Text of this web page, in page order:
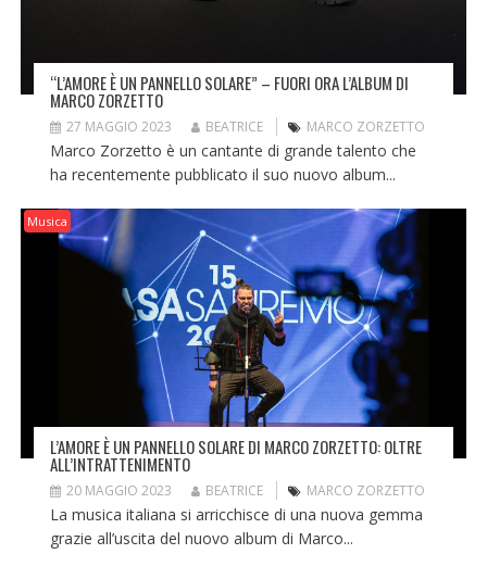
“L’AMORE È UN PANNELLO SOLARE” – FUORI ORA L’ALBUM DI
MARCO ZORZETTO
27 MAGGIO 2023 BEATRICE MARCO ZORZETTO
Marco Zorzetto è un cantante di grande talento che
ha recentemente pubblicato il suo nuovo album...
Musica
L’AMORE È UN PANNELLO SOLARE DI MARCO ZORZETTO: OLTRE
ALL’INTRATTENIMENTO
20 MAGGIO 2023 BEATRICE MARCO ZORZETTO
La musica italiana si arricchisce di una nuova gemma
grazie all’uscita del nuovo album di Marco...